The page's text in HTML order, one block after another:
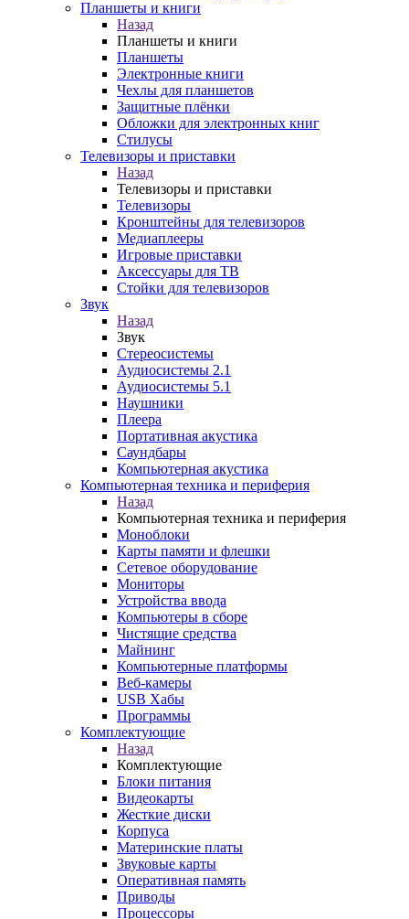
Планшеты и книги
Назад
Планшеты и книги
Планшеты
Электронные книги
Чехлы для планшетов
Защитные плёнки
Обложки для электронных книг
Стилусы
Телевизоры и приставки
Назад
Телевизоры и приставки
Телевизоры
Кронштейны для телевизоров
Медиаплееры
Игровые приставки
Аксессуары для ТВ
Стойки для телевизоров
Звук
Назад
Звук
Стереосистемы
Аудиосистемы 2.1
Аудиосистемы 5.1
Наушники
Плеера
Портативная акустика
Саундбары
Компьютерная акустика
Компьютерная техника и периферия
Назад
Компьютерная техника и периферия
Моноблоки
Карты памяти и флешки
Сетевое оборудование
Мониторы
Устройства ввода
Компьютеры в сборе
Чистящие средства
Майнинг
Компьютерные платформы
Веб-камеры
USB Хабы
Программы
Комплектующие
Назад
Комплектующие
Блоки питания
Видеокарты
Жесткие диски
Корпуса
Материнские платы
Звуковые карты
Оперативная память
Приводы
Процессоры